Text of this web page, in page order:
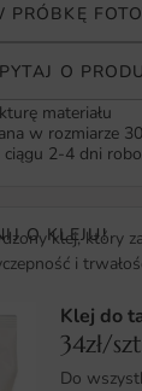
PRÓBKĘ
O
materiału
w rozmiarze
2-4 dni
O KLEJU!
klej, który
i
Klej do
34zł/szt
Do